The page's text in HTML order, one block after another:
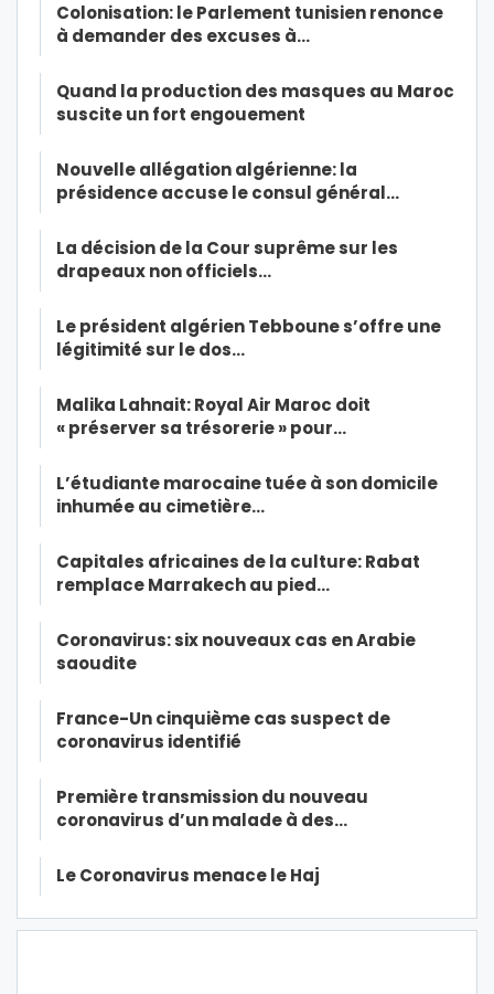
Colonisation: le Parlement tunisien renonce
à demander des excuses à…
Quand la production des masques au Maroc
suscite un fort engouement
Nouvelle allégation algérienne: la
présidence accuse le consul général…
La décision de la Cour suprême sur les
drapeaux non officiels…
Le président algérien Tebboune s’offre une
légitimité sur le dos…
Malika Lahnait: Royal Air Maroc doit
« préserver sa trésorerie » pour…
L’étudiante marocaine tuée à son domicile
inhumée au cimetière…
Capitales africaines de la culture: Rabat
remplace Marrakech au pied…
Coronavirus: six nouveaux cas en Arabie
saoudite
France-Un cinquième cas suspect de
coronavirus identifié
Première transmission du nouveau
coronavirus d’un malade à des…
Le Coronavirus menace le Haj